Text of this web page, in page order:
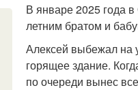
В январе 2025 года
летним братом и
Алексей выбежал на
горящее здание.
по очереди вынес